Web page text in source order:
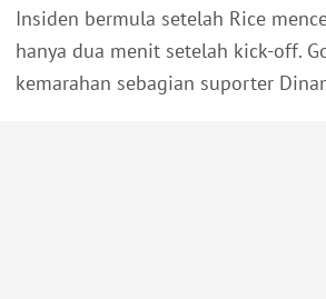
Insiden bermula setelah Rice
hanya dua menit setelah kick-off.
kemarahan sebagian suporter